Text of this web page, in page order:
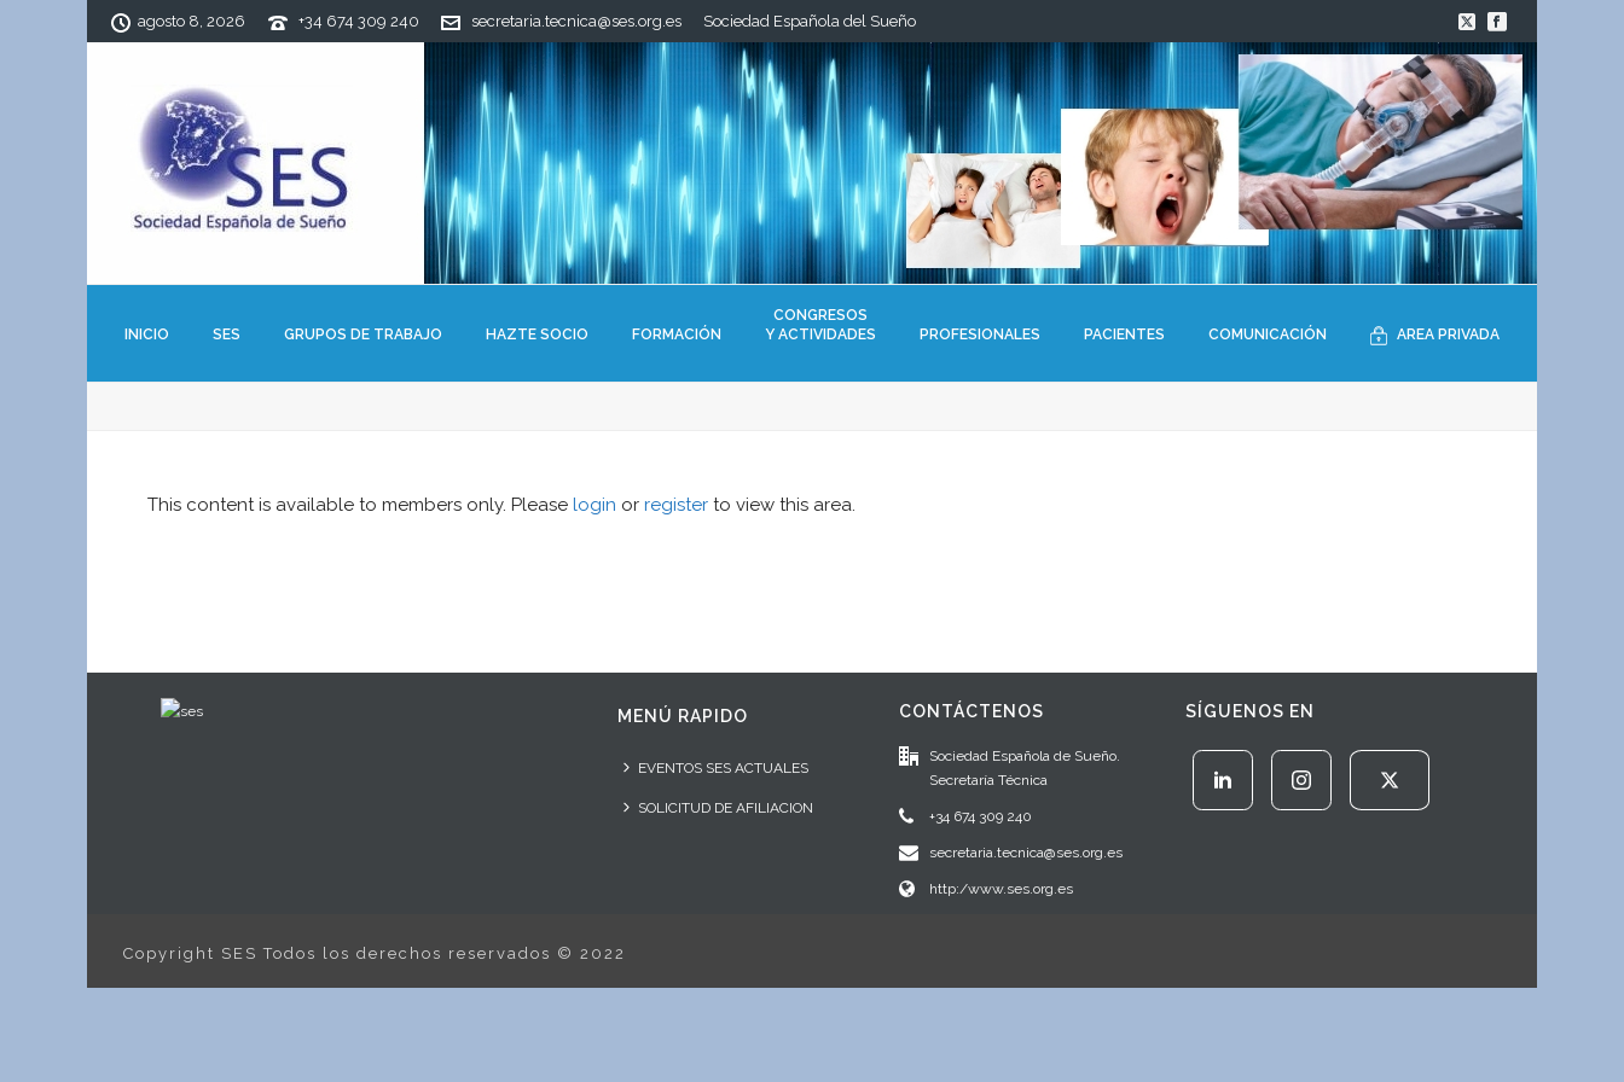
agosto 8, 2026 +34 674 309 240 secretaria.tecnica@ses.org.es Sociedad Española del Sueño
INICIO SES GRUPOS DE TRABAJO HAZTE SOCIO FORMACIÓN
CONGRESOS
Y ACTIVIDADES
PROFESIONALES PACIENTES COMUNICACIÓN AREA PRIVADA
This content is available to members only. Please login or register to view this area.
MENÚ RAPIDO
EVENTOS SES ACTUALES
SOLICITUD DE AFILIACION
CONTÁCTENOS
Sociedad Española de Sueño.
Secretaría Técnica
+34 674 309 240
secretaria.tecnica@ses.org.es
http:/www.ses.org.es
SÍGUENOS EN
Copyright SES Todos los derechos reservados © 2022